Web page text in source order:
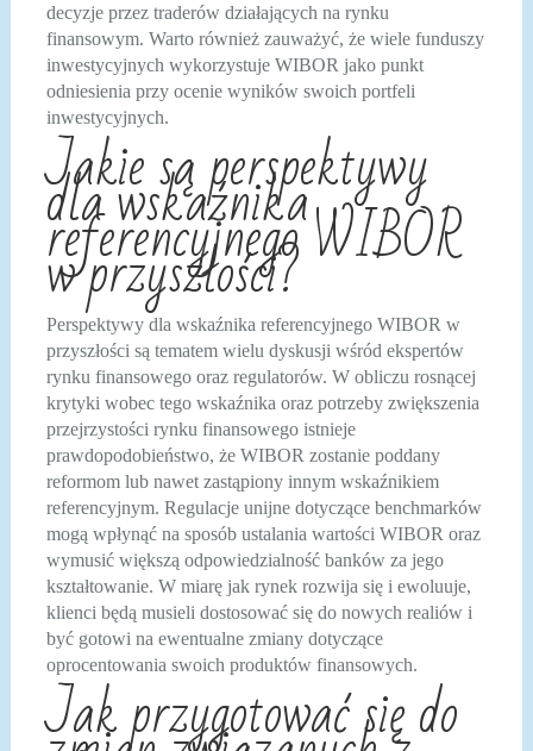
decyzje przez traderów działających na rynku
finansowym. Warto również zauważyć, że wiele funduszy
inwestycyjnych wykorzystuje WIBOR jako punkt
odniesienia przy ocenie wyników swoich portfeli
inwestycyjnych.
Jakie są perspektywy
dla wskaźnika
referencyjnego WIBOR
w przyszłości?
Perspektywy dla wskaźnika referencyjnego WIBOR w
przyszłości są tematem wielu dyskusji wśród ekspertów
rynku finansowego oraz regulatorów. W obliczu rosnącej
krytyki wobec tego wskaźnika oraz potrzeby zwiększenia
przejrzystości rynku finansowego istnieje
prawdopodobieństwo, że WIBOR zostanie poddany
reformom lub nawet zastąpiony innym wskaźnikiem
referencyjnym. Regulacje unijne dotyczące benchmarków
mogą wpłynąć na sposób ustalania wartości WIBOR oraz
wymusić większą odpowiedzialność banków za jego
kształtowanie. W miarę jak rynek rozwija się i ewoluuje,
klienci będą musieli dostosować się do nowych realiów i
być gotowi na ewentualne zmiany dotyczące
oprocentowania swoich produktów finansowych.
Jak przygotować się do